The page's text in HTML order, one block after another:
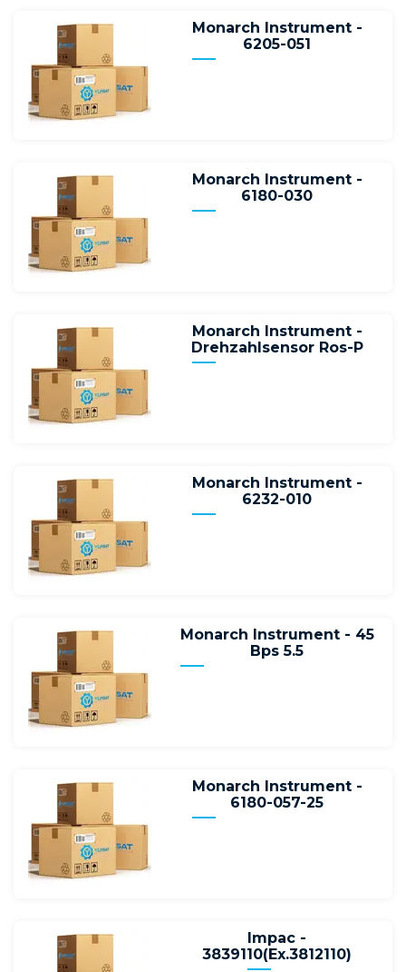
Monarch Instrument -
6205-051
Monarch Instrument -
6180-030
Monarch Instrument -
Drehzahlsensor Ros-P
Monarch Instrument -
6232-010
Monarch Instrument - 45
Bps 5.5
Monarch Instrument -
6180-057-25
Impac -
3839110(Ex.3812110)